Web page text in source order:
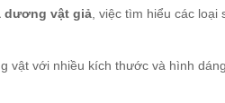
dương vật giả , việc tìm hiểu các
vật với nhiều kích thước và hình